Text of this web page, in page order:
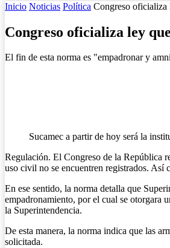
Inicio Noticias Política Congreso oficializa
Congreso oficializa ley
El fin de esta norma es "empadronar y
Sucamec a partir de hoy será la
Regulación. El Congreso de la República
uso civil no se encuentren registrados. Así
En ese sentido, la norma detalla que
empadronamiento, por el cual se otorgara
la Superintendencia.
De esta manera, la norma indica que las
solicitada.